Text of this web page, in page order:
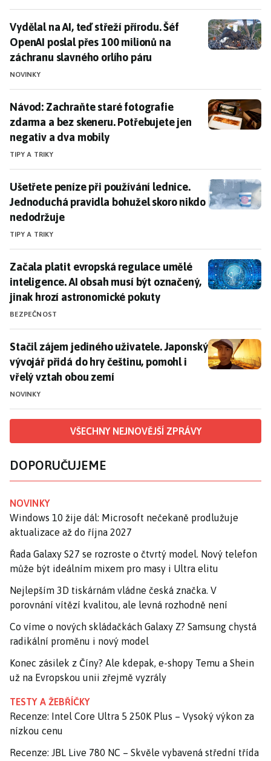
Vydělal na AI, teď střeží přírodu. Šéf OpenAI poslal
Vydělal na AI, teď střeží přírodu. Šéf
OpenAI poslal přes 100 milionů na
záchranu slavného orlího páru
NOVINKY
Návod: Zachraňte staré fotografie zdarma a bez
Návod: Zachraňte staré fotografie
zdarma a bez skeneru. Potřebujete jen
negativ a dva mobily
TIPY A TRIKY
Ušetřete peníze při používání lednice. Jednoduchá
Ušetřete peníze při používání lednice.
Jednoduchá pravidla bohužel skoro nikdo
nedodržuje
TIPY A TRIKY
Začala platit evropská regulace umělé inteligence.
Začala platit evropská regulace umělé
inteligence. AI obsah musí být označený,
jinak hrozí astronomické pokuty
BEZPEČNOST
Stačil zájem jediného uživatele. Japonský vývojář
Stačil zájem jediného uživatele. Japonský
vývojář přidá do hry češtinu, pomohl i
vřelý vztah obou zemí
NOVINKY
VŠECHNY NEJNOVĚJŠÍ ZPRÁVY
DOPORUČUJEME
NOVINKY
Windows 10 žije dál: Microsoft nečekaně prodlužuje
aktualizace až do října 2027
Řada Galaxy S27 se rozroste o čtvrtý model. Nový telefon
může být ideálním mixem pro masy i Ultra elitu
Nejlepším 3D tiskárnám vládne česká značka. V
porovnání vítězí kvalitou, ale levná rozhodně není
Co víme o nových skládačkách Galaxy Z? Samsung chystá
radikální proměnu i nový model
Konec zásilek z Číny? Ale kdepak, e-shopy Temu a Shein
už na Evropskou unii zřejmě vyzrály
TESTY A ŽEBŘÍČKY
Recenze: Intel Core Ultra 5 250K Plus – Vysoký výkon za
nízkou cenu
Recenze: JBL Live 780 NC – Skvěle vybavená střední třída